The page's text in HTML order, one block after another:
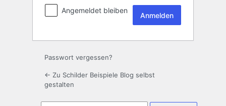
Angemeldet bleiben
Passwort vergessen?
← Zu Schilder Beispiele Blog selbst
gestalten